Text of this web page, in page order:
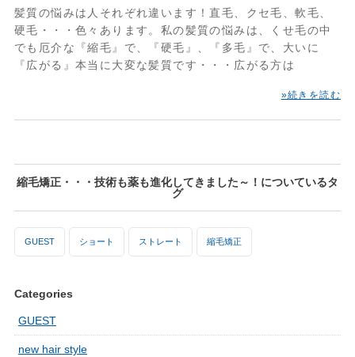
髪質の悩みは人それぞれ違います！直毛、クセ毛、軟毛、
硬毛・・・色々あります。私の髪質の悩みは、くせ毛の中
でも厄介な『縮毛』で、『硬毛』、『多毛』で、大いに
『広がる』本当に大変な髪質です・・・広がる方は
»続きを読む
縮毛矯正・・・技術も薬も進化してきました～！についているタ
グ
GUEST ショート ストレート 縮毛矯正
Categories
GUEST
new hair style